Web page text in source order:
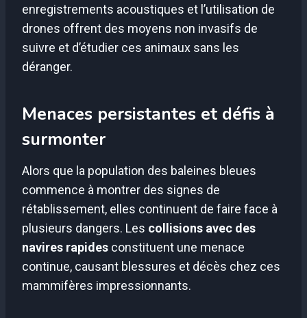
enregistrements acoustiques et l’utilisation de
drones offrent des moyens non invasifs de
suivre et d’étudier ces animaux sans les
déranger.
Menaces persistantes et défis à
surmonter
Alors que la population des baleines bleues
commence à montrer des signes de
rétablissement, elles continuent de faire face à
plusieurs dangers. Les collisions avec des
navires rapides constituent une menace
continue, causant blessures et décès chez ces
mammifères impressionnants.